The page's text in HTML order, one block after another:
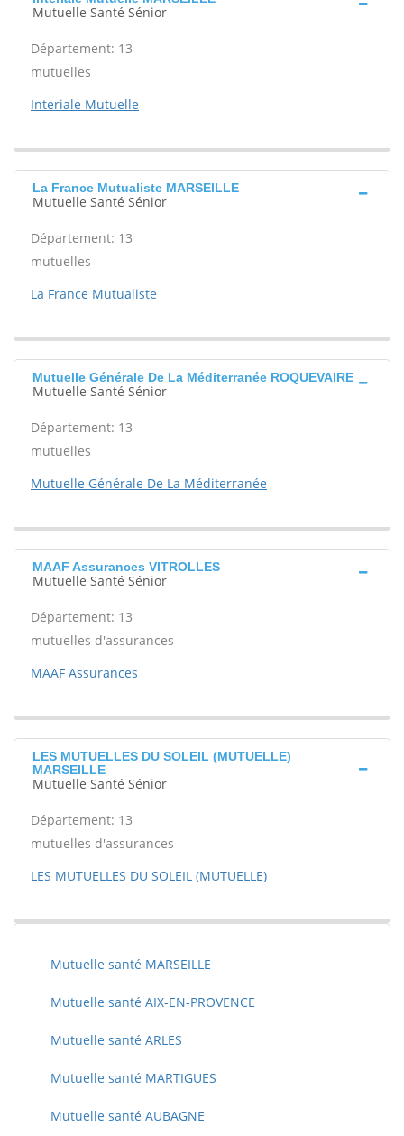
Mutuelle Santé Sénior
Département: 13
mutuelles
Interiale Mutuelle
La France Mutualiste MARSEILLE
Mutuelle Santé Sénior
Département: 13
mutuelles
La France Mutualiste
Mutuelle Générale De La Méditerranée ROQUEVAIRE
Mutuelle Santé Sénior
Département: 13
mutuelles
Mutuelle Générale De La Méditerranée
MAAF Assurances VITROLLES
Mutuelle Santé Sénior
Département: 13
mutuelles d'assurances
MAAF Assurances
LES MUTUELLES DU SOLEIL (MUTUELLE)
MARSEILLE
Mutuelle Santé Sénior
Département: 13
mutuelles d'assurances
LES MUTUELLES DU SOLEIL (MUTUELLE)
Mutuelle santé MARSEILLE
Mutuelle santé AIX-EN-PROVENCE
Mutuelle santé ARLES
Mutuelle santé MARTIGUES
Mutuelle santé AUBAGNE